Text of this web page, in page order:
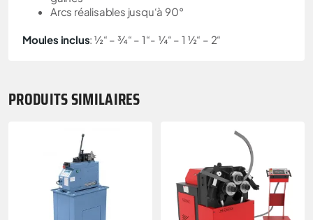
Arcs réalisables jusqu‘à 90°
Moules inclus: ½“ – ¾“ – 1“- ¼“ – 1 ½“ – 2“
PRODUITS SIMILAIRES